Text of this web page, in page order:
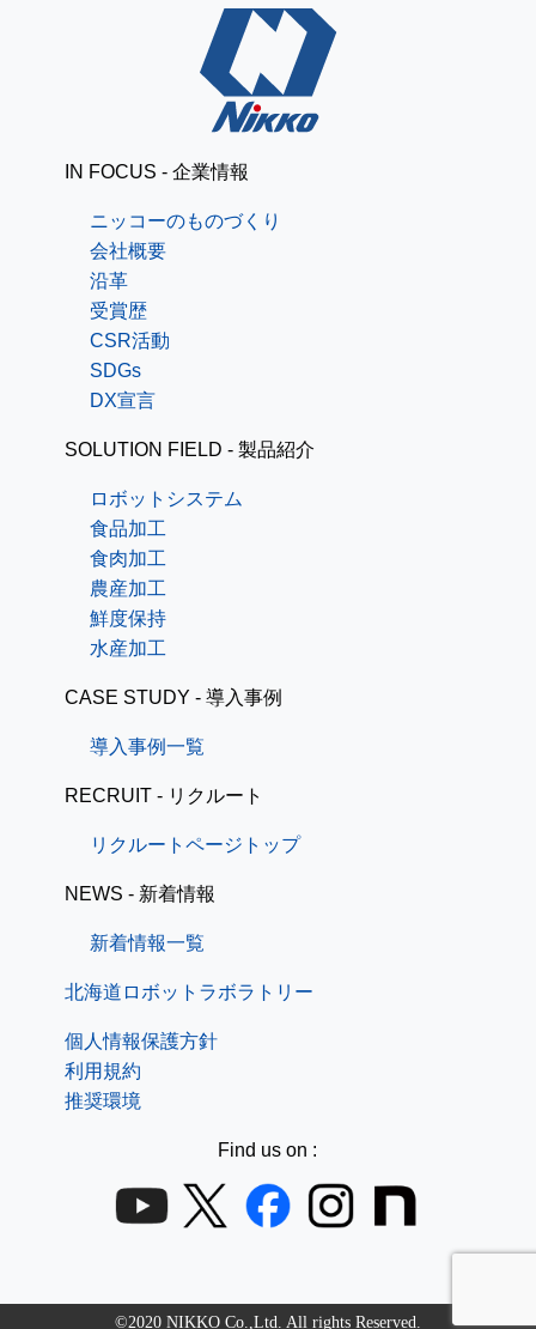
IN FOCUS - 企業情報
ニッコーのものづくり
会社概要
沿革
受賞歴
CSR活動
SDGs
DX宣言
SOLUTION FIELD - 製品紹介
ロボットシステム
食品加工
食肉加工
農産加工
鮮度保持
水産加工
CASE STUDY - 導入事例
導入事例一覧
RECRUIT - リクルート
リクルートページトップ
NEWS - 新着情報
新着情報一覧
北海道ロボットラボラトリー
個人情報保護方針
利用規約
推奨環境
Find us on :
©2020 NIKKO Co.,Ltd. All rights Reserved.